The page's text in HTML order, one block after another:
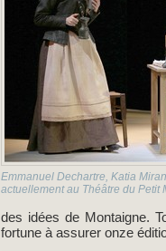
Emmanuel Dechartre, Katia
actuellement au Théâtre du Petit
des idées de Montaigne.
fortune à assurer onze